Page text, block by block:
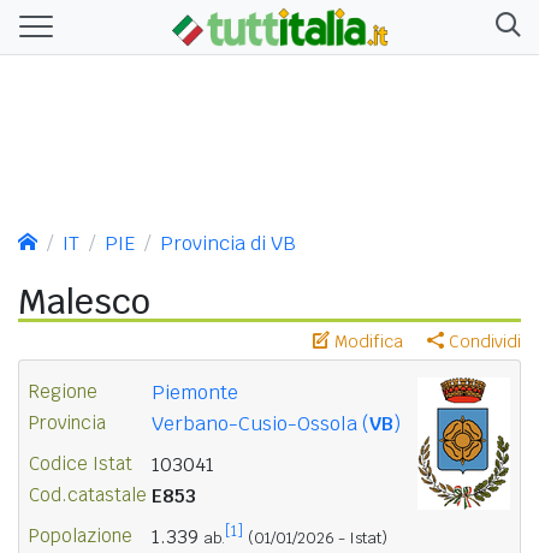
IT PIE Provincia di VB
Malesco
Modifica Condividi
Regione Piemonte
Provincia Verbano-Cusio-Ossola (VB)
Codice Istat 103041
Cod.catastale E853
Popolazione 1.339 ab. [1] (01/01/2026 - Istat)